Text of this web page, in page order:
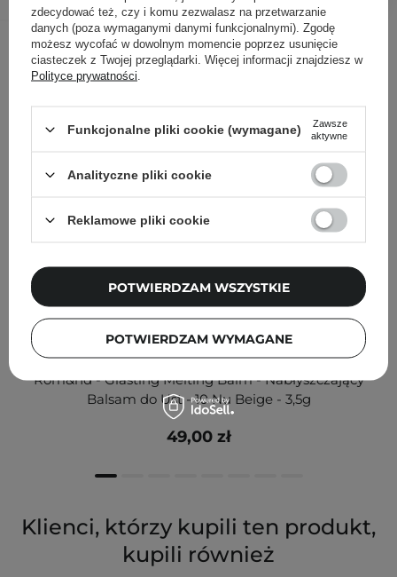
Inni klienci sprawdzali również
Rom&nd - Glasting Melting Balm - Nabłyszczający
Balsam do Ust - 10 Nu Beige - 3,5g
49,00 zł
Klienci, którzy kupili ten produkt,
kupili również
zdecydować też, czy i komu zezwalasz na przetwarzanie
danych (poza wymaganymi danymi funkcjonalnymi). Zgodę
możesz wycofać w dowolnym momencie poprzez usunięcie
ciasteczek z Twojej przeglądarki. Więcej informacji znajdziesz w
Polityce prywatności
Funkcjonalne pliki cookie (wymagane)
Zawsze
aktywne
Analityczne pliki cookie
Reklamowe pliki cookie
POTWIERDZAM WYMAGANE
POTWIERDZAM WSZYSTKIE